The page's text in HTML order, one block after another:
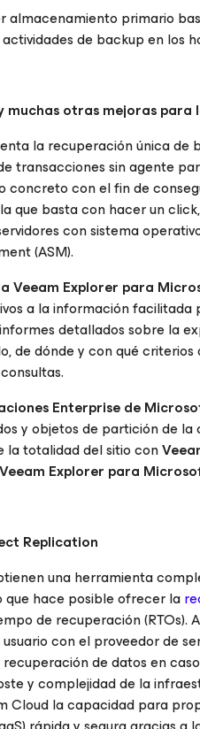
almacenamiento primario
de backup en los
muchas otras mejoras para
la recuperación única de
transacciones sin agente
concreto con el fin de
que basta con hacer un
con sistema
(ASM).
Veeam Explorer para
a la información
detallados sobre la
de dónde y con qué
Enterprise de
y objetos de partición de
la totalidad del sitio con
Veeam Explorer para
Replication
una herramienta
que hace posible ofrecer la
de recuperación
con el proveedor de
de datos en
y complejidad de la
Cloud la capacidad para